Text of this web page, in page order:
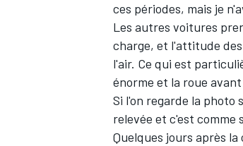
ces périodes, mais je
Les autres voitures
charge, et l'attitude
l'air. Ce qui est
énorme et la roue
Si l'on regarde la photo
relevée et c'est
Quelques jours après